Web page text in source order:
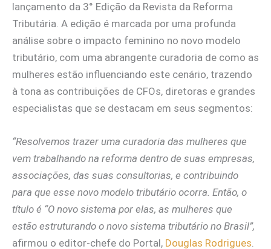
lançamento da 3° Edição da Revista da Reforma
Tributária. A edição é marcada por uma profunda
análise sobre o impacto feminino no novo modelo
tributário, com uma abrangente curadoria de como as
mulheres estão influenciando este cenário, trazendo
à tona as contribuições de CFOs, diretoras e grandes
especialistas que se destacam em seus segmentos:
“Resolvemos trazer uma curadoria das mulheres que
vem trabalhando na reforma dentro de suas empresas,
associações, das suas consultorias, e contribuindo
para que esse novo modelo tributário ocorra. Então, o
título é “O novo sistema por elas, as mulheres que
estão estruturando o novo sistema tributário no Brasil”,
afirmou o editor-chefe do Portal, Douglas Rodrigues.